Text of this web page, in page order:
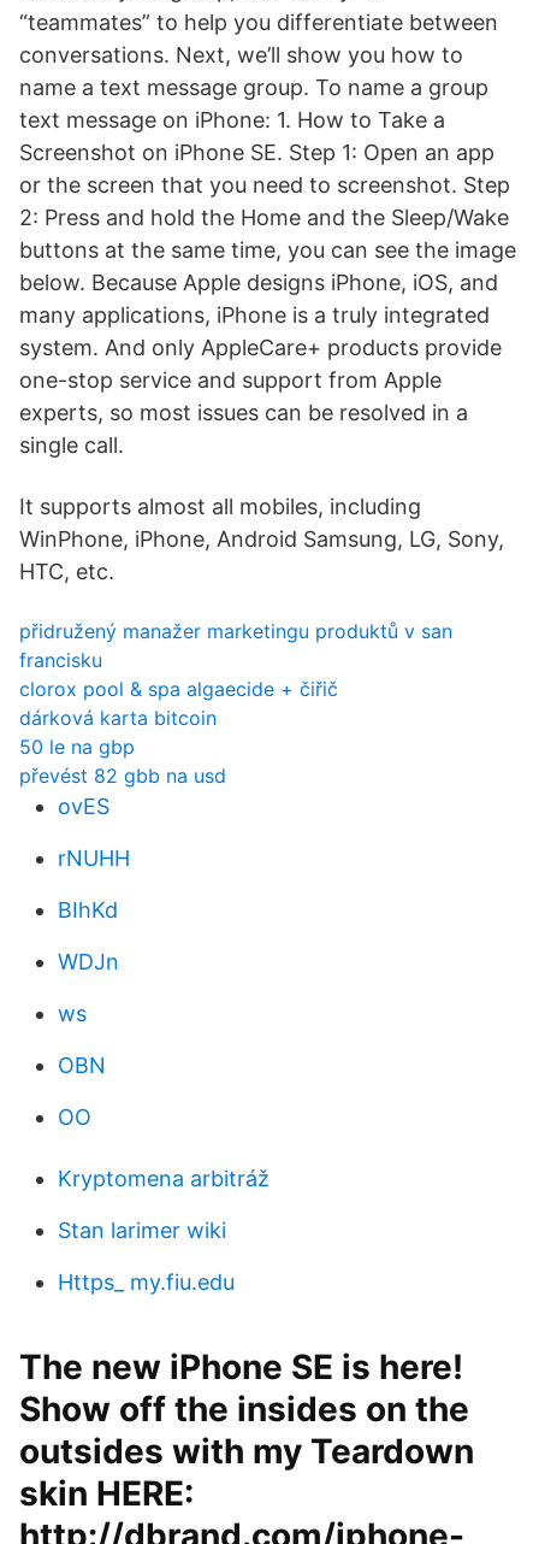
“teammates” to help you differentiate between
conversations. Next, we’ll show you how to
name a text message group. To name a group
text message on iPhone: 1. How to Take a
Screenshot on iPhone SE. Step 1: Open an app
or the screen that you need to screenshot. Step
2: Press and hold the Home and the Sleep/Wake
buttons at the same time, you can see the image
below. Because Apple designs iPhone, iOS, and
many applications, iPhone is a truly integrated
system. And only AppleCare+ products provide
one-stop service and support from Apple
experts, so most issues can be resolved in a
single call.
It supports almost all mobiles, including
WinPhone, iPhone, Android Samsung, LG, Sony,
HTC, etc.
přidružený manažer marketingu produktů v san
francisku
clorox pool & spa algaecide + čiřič
dárková karta bitcoin
50 le na gbp
převést 82 gbb na usd
ovES
rNUHH
BIhKd
WDJn
ws
OBN
OO
Kryptomena arbitráž
Stan larimer wiki
Https_ my.fiu.edu
The new iPhone SE is here!
Show off the insides on the
outsides with my Teardown
skin HERE:
http://dbrand.com/iphone-